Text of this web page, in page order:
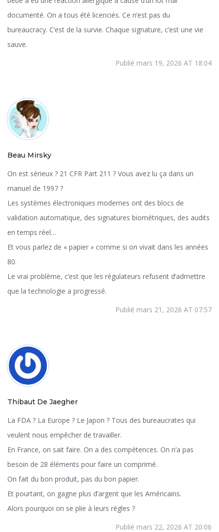
documenté. On a tous été licenciés. Ce n’est pas du
bureaucracy. C’est de la survie. Chaque signature, c’est une vie
sauve.
Publié mars 19, 2026 AT 18:04
Beau Mirsky
On est sérieux ? 21 CFR Part 211 ? Vous avez lu ça dans un
manuel de 1997 ?
Les systèmes électroniques modernes ont des blocs de
validation automatique, des signatures biométriques, des audits
en temps réel…
Et vous parlez de « papier » comme si on vivait dans les années
80.
Le vrai problème, c’est que les régulateurs refusent d’admettre
que la technologie a progressé.
Publié mars 21, 2026 AT 07:57
Thibaut De Jaegher
La FDA ? La Europe ? Le Japon ? Tous des bureaucrates qui
veulent nous empêcher de travailler.
En France, on sait faire. On a des compétences. On n’a pas
besoin de 28 éléments pour faire un comprimé.
On fait du bon produit, pas du bon papier.
Et pourtant, on gagne plus d’argent que les Américains.
Alors pourquoi on se plie à leurs règles ?
Publié mars 22, 2026 AT 20:06